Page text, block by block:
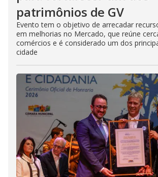
patrimônios de GV
Evento tem o objetivo de arrecadar
em melhorias no Mercado, que reúne
comércios e é considerado um dos
cidade